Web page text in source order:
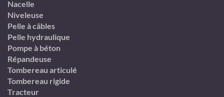
Nacelle
Niveleuse
Pelle à câbles
Pelle hydraulique
Pompe à béton
Répandeuse
Tombereau articulé
Tombereau rigide
Tracteur